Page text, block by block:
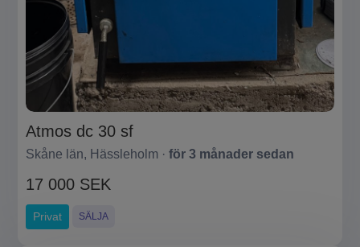
Atmos dc 30 sf
Skåne län, Hässleholm · för 3 månader sedan
17 000 SEK
Privat SÄLJA